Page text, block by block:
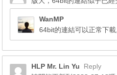
WanMP
64bit的連結可以正常下載,
HLP Mr. Lin Yu
Reply